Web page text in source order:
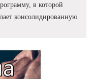
в которой
консолидированную